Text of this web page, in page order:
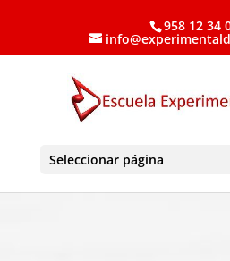
958 12 34
Seleccionar página